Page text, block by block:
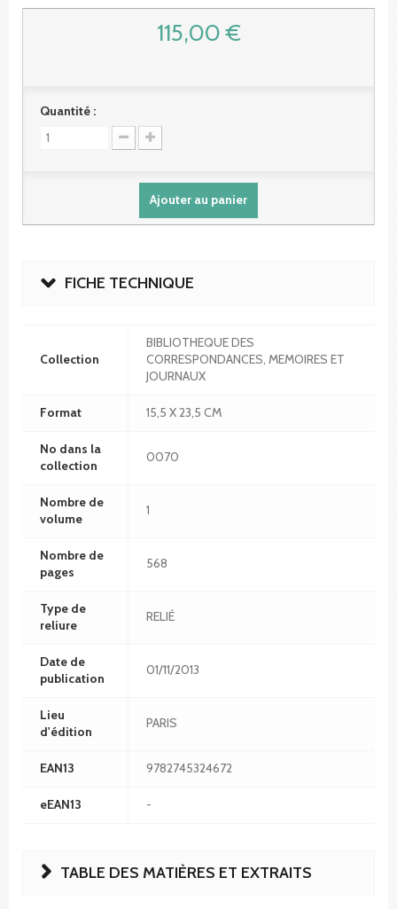
115,00 €
Quantité :
Ajouter au panier
FICHE TECHNIQUE
Collection
BIBLIOTHEQUE DES
CORRESPONDANCES, MEMOIRES ET
JOURNAUX
Format 15,5 X 23,5 CM
No dans la
collection
0070
Nombre de
volume
1
Nombre de
pages
568
Type de
reliure
RELIÉ
Date de
publication
01/11/2013
Lieu
d'édition
PARIS
EAN13 9782745324672
eEAN13 -
TABLE DES MATIÈRES ET EXTRAITS